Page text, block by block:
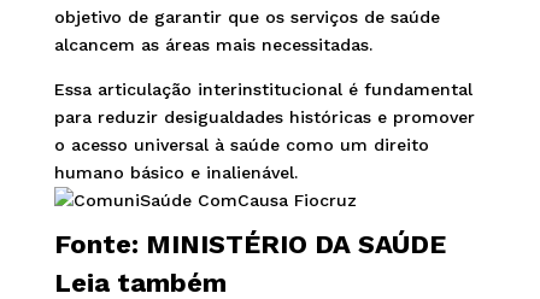
objetivo de garantir que os serviços de saúde
alcancem as áreas mais necessitadas.
Essa articulação interinstitucional é fundamental
para reduzir desigualdades históricas e promover
o acesso universal à saúde como um direito
humano básico e inalienável.
Fonte: MINISTÉRIO DA SAÚDE
Leia também